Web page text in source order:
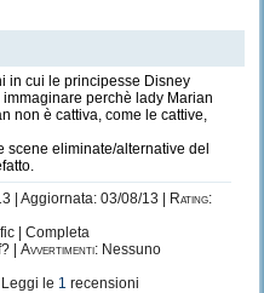
in cui le principesse Disney
perchè lady Marian
non è cattiva, come le cattive,
scene eliminate/alternative del
| Aggiornata: 03/08/13 |
Rating:
| Completa
| Avvertimenti: Nessuno
Leggi le 1 recensioni